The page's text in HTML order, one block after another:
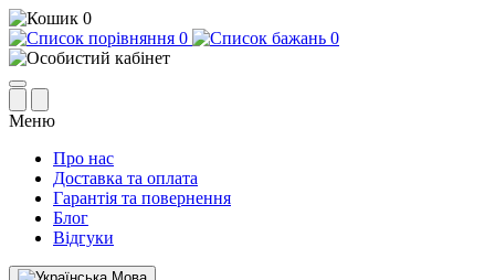
0
0
0
Меню
Про нас
Доставка та оплата
Гарантія та повернення
Блог
Відгуки